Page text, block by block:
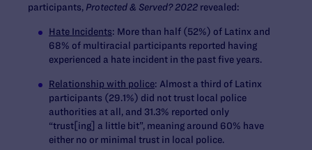
participants, Protected & Served? 2022 revealed:
Hate Incidents: More than half (52%) of Latinx and
68% of multiracial participants reported having
experienced a hate incident in the past five years.
Relationship with police: Almost a third of Latinx
participants (29.1%) did not trust local police
authorities at all, and 31.3% reported only
“trust[ing] a little bit”, meaning around 60% have
either no or minimal trust in local police.